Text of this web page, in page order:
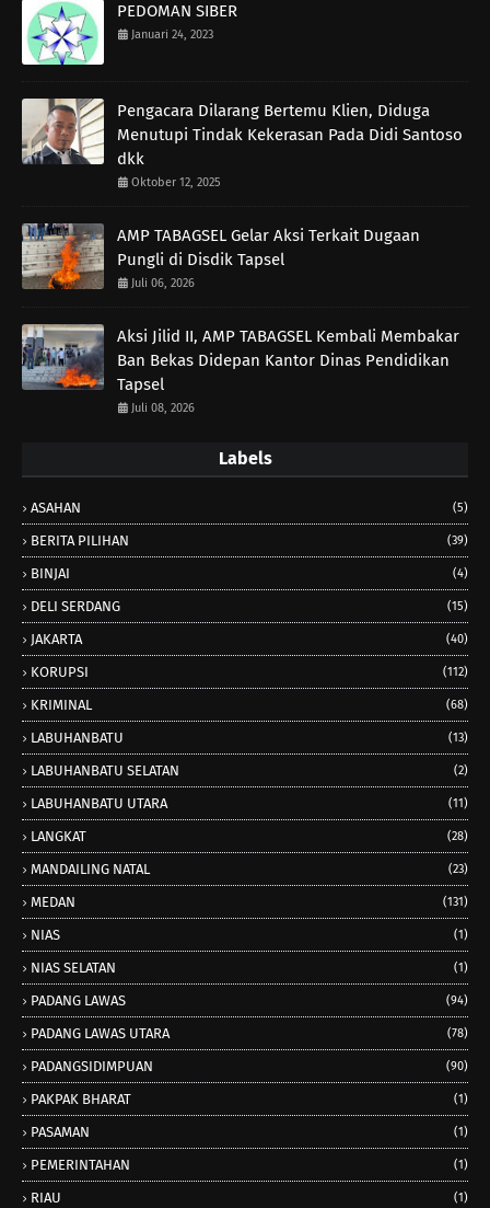
PEDOMAN SIBER
Januari 24, 2023
Pengacara Dilarang Bertemu Klien, Diduga
Menutupi Tindak Kekerasan Pada Didi Santoso
dkk
Oktober 12, 2025
AMP TABAGSEL Gelar Aksi Terkait Dugaan
Pungli di Disdik Tapsel
Juli 06, 2026
Aksi Jilid II, AMP TABAGSEL Kembali Membakar
Ban Bekas Didepan Kantor Dinas Pendidikan
Tapsel
Juli 08, 2026
Labels
ASAHAN (5)
BERITA PILIHAN (39)
BINJAI (4)
DELI SERDANG (15)
JAKARTA (40)
KORUPSI (112)
KRIMINAL (68)
LABUHANBATU (13)
LABUHANBATU SELATAN (2)
LABUHANBATU UTARA (11)
LANGKAT (28)
MANDAILING NATAL (23)
MEDAN (131)
NIAS (1)
NIAS SELATAN (1)
PADANG LAWAS (94)
PADANG LAWAS UTARA (78)
PADANGSIDIMPUAN (90)
PAKPAK BHARAT (1)
PASAMAN (1)
PEMERINTAHAN (1)
RIAU (1)